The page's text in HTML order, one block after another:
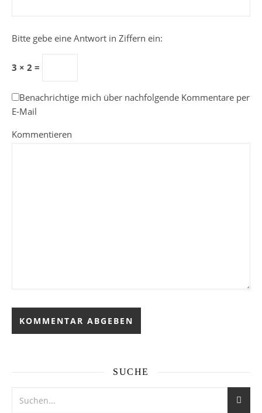
Bitte gebe eine Antwort in Ziffern ein:
3 × 2 =
Benachrichtige mich über nachfolgende Kommentare per
E-Mail
Kommentieren
SUCHE